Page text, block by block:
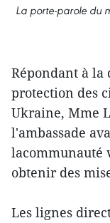
La porte-parole du
Répondant à la
protection des
Ukraine, Mme
l'ambassade
lacommunauté
obtenir des
Les lignes